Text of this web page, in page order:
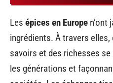
Les épices en Europe n’ont
ingrédients. À travers
savoirs et des richesses
les générations et